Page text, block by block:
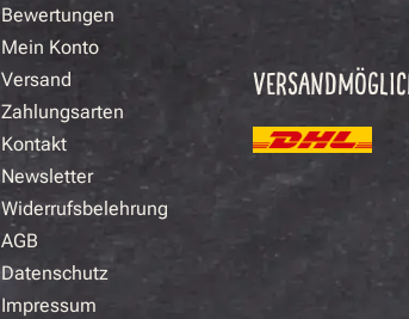
Bewertungen
Mein Konto
Versand
Zahlungsarten
Kontakt
Newsletter
Widerrufsbelehrung
AGB
Datenschutz
Impressum